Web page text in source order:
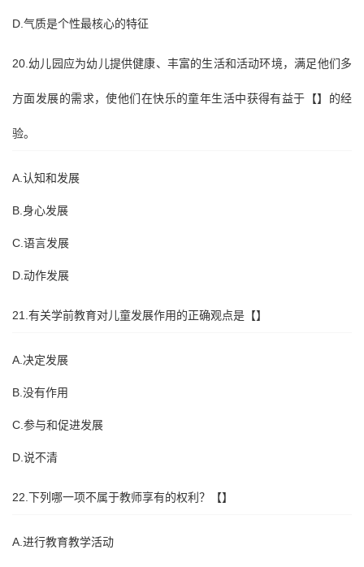
D.气质是个性最核心的特征
20.幼儿园应为幼儿提供健康、丰富的生活和活动环境，满足他们多
方面发展的需求，使他们在快乐的童年生活中获得有益于【】的经
验。
A.认知和发展
B.身心发展
C.语言发展
D.动作发展
21.有关学前教育对儿童发展作用的正确观点是【】
A.决定发展
B.没有作用
C.参与和促进发展
D.说不清
22.下列哪一项不属于教师享有的权利？【】
A.进行教育教学活动